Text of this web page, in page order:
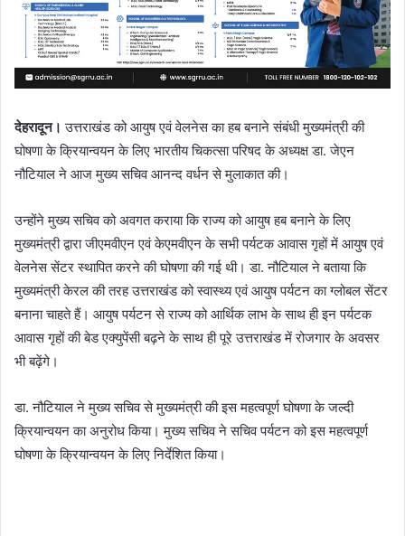
देहरादून। उत्तराखंड को आयुष एवं वेलनेस का हब बनाने संबंधी मुख्यमंत्री की
घोषणा के क्रियान्वयन के लिए भारतीय चिकत्सा परिषद के अध्यक्ष डा. जेएन
नौटियाल ने आज मुख्य सचिव आनन्द वर्धन से मुलाकात की।
उन्होंने मुख्य सचिव को अवगत कराया कि राज्य को आयुष हब बनाने के लिए
मुख्यमंत्री द्वारा जीएमवीएन एवं केएमवीएन के सभी पर्यटक आवास गृहों में आयुष एवं
वेलनेस सेंटर स्थापित करने की घोषणा की गई थी। डा. नौटियाल ने बताया कि
मुख्यमंत्री केरल की तरह उत्तराखंड को स्वास्थ्य एवं आयुष पर्यटन का ग्लोबल सेंटर
बनाना चाहते हैं। आयुष पर्यटन से राज्य को आर्थिक लाभ के साथ ही इन पर्यटक
आवास गृहों की बेड एक्युपेंसी बढ़ने के साथ ही पूरे उत्तराखंड में रोजगार के अवसर
भी बढ़ेंगे।
डा. नौटियाल ने मुख्य सचिव से मुख्यमंत्री की इस महत्वपूर्ण घोषणा के जल्दी
क्रियान्वयन का अनुरोध किया। मुख्य सचिव ने सचिव पर्यटन को इस महत्वपूर्ण
घोषणा के क्रियान्वयन के लिए निर्देशित किया।